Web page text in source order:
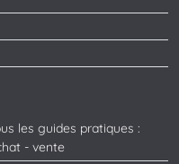
les guides pratiques :
- vente